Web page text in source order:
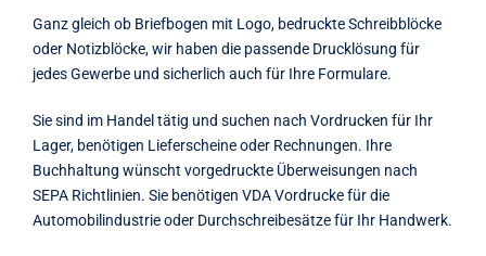
Ganz gleich ob Briefbogen mit Logo, bedruckte Schreibblöcke
oder Notizblöcke, wir haben die passende Drucklösung für
jedes Gewerbe und sicherlich auch für Ihre Formulare.
Sie sind im Handel tätig und suchen nach Vordrucken für Ihr
Lager, benötigen Lieferscheine oder Rechnungen. Ihre
Buchhaltung wünscht vorgedruckte Überweisungen nach
SEPA Richtlinien. Sie benötigen VDA Vordrucke für die
Automobilindustrie oder Durchschreibesätze für Ihr Handwerk.